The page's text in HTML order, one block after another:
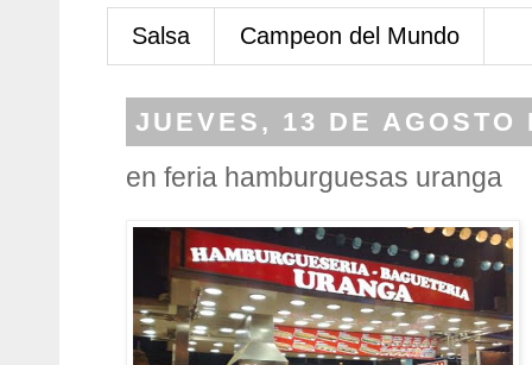
Salsa Campeon del Mundo
JUEVES, 13 DE AGOSTO
en feria hamburguesas uranga